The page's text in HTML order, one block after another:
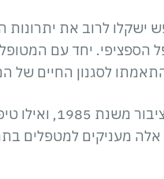
לרוב את יתרונות
הספציפי. יחד עם
לסגנון החיים
אלה מעניקים למטפלים